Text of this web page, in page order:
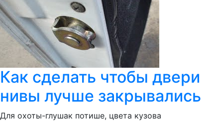
Как сделать чтобы двери
нивы лучше закрывались
Для охоты-глушак потише, цвета кузова